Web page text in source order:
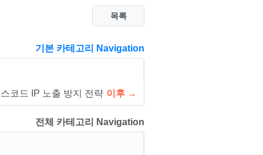
목록
기본 카테고리 Navigation
코드 IP 노출 방지 전략 이후 →
전체 카테고리 Navigation